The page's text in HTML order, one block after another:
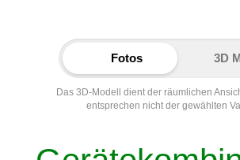
Fotos 3D
Das 3D-Modell dient der räumlichen
entsprechen nicht der gewählten